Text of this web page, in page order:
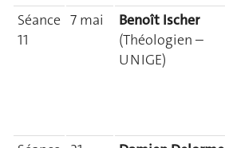
Séance
11
7 mai
Benoît Ischer
(Théologien –
UNIGE)